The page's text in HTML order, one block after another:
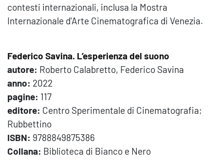
contesti internazionali, inclusa la Mostra
Internazionale d'Arte Cinematografica di Venezia.
Federico Savina. L’esperienza del suono
autore: Roberto Calabretto, Federico Savina
anno: 2022
pagine: 117
editore: Centro Sperimentale di Cinematografia;
Rubbettino
ISBN: 9788849875386
Collana: Biblioteca di Bianco e Nero